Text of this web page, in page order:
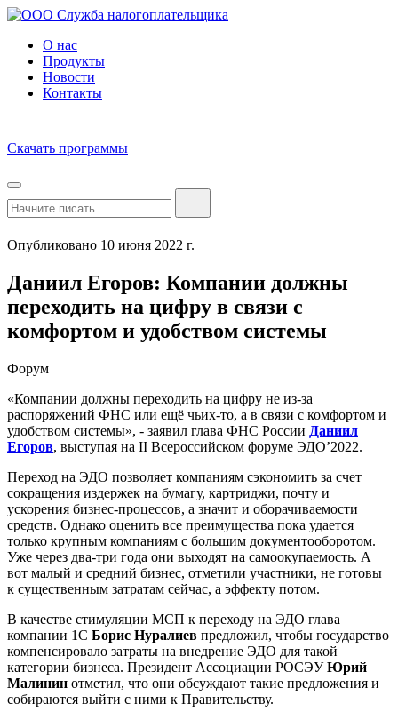
О нас
Продукты
Новости
Контакты
Скачать программы
Опубликовано 10 июня 2022 г.
Даниил Егоров: Компании должны
переходить на цифру в связи с
комфортом и удобством системы
Форум
«Компании должны переходить на цифру не из-за
распоряжений ФНС или ещё чьих-то, а в связи с комфортом и
удобством системы», - заявил глава ФНС России Даниил
Егоров, выступая на II Всероссийском форуме ЭДО’2022.
Переход на ЭДО позволяет компаниям сэкономить за счет
сокращения издержек на бумагу, картриджи, почту и
ускорения бизнес-процессов, а значит и оборачиваемости
средств. Однако оценить все преимущества пока удается
только крупным компаниям с большим документооборотом.
Уже через два-три года они выходят на самоокупаемость. А
вот малый и средний бизнес, отметили участники, не готовы
к существенным затратам сейчас, а эффекту потом.
В качестве стимуляции МСП к переходу на ЭДО глава
компании 1С Борис Нуралиев предложил, чтобы государство
компенсировало затраты на внедрение ЭДО для такой
категории бизнеса. Президент Ассоциации РОСЭУЮрий
Малинин отметил, что они обсуждают такие предложения и
собираются выйти с ними к Правительству.